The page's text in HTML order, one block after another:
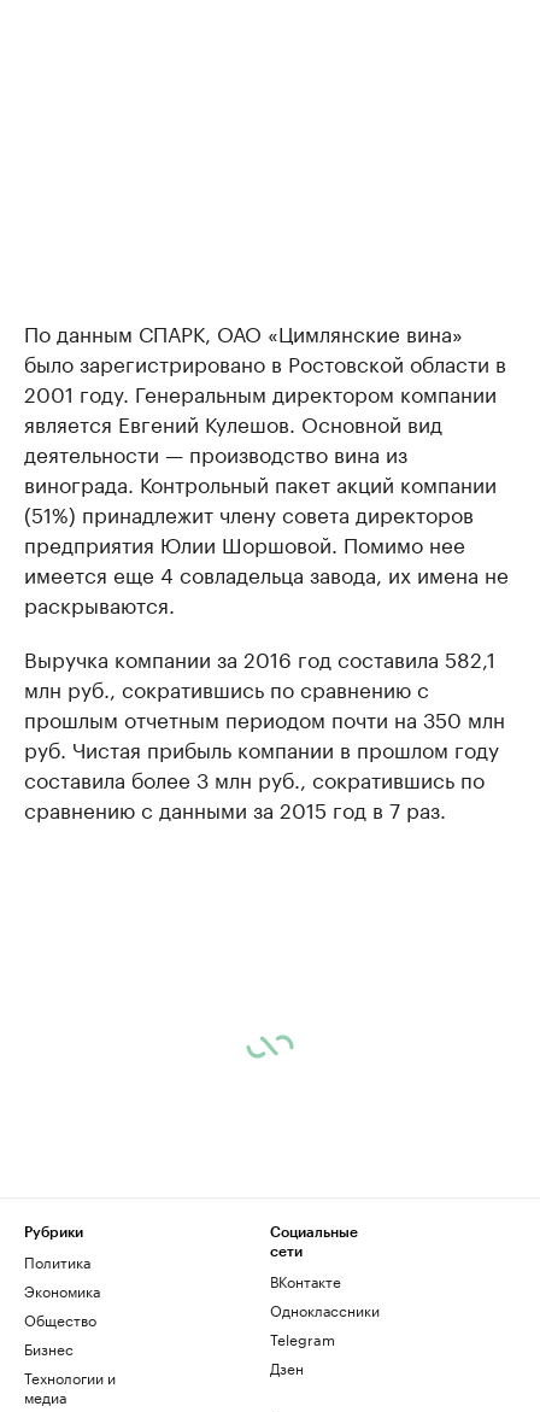
По данным СПАРК, ОАО «Цимлянские вина»
было зарегистрировано в Ростовской области в
2001 году. Генеральным директором компании
является Евгений Кулешов. Основной вид
деятельности — производство вина из
винограда. Контрольный пакет акций компании
(51%) принадлежит члену совета директоров
предприятия Юлии Шоршовой. Помимо нее
имеется еще 4 совладельца завода, их имена не
раскрываются.
Выручка компании за 2016 год составила 582,1
млн руб., сократившись по сравнению с
прошлым отчетным периодом почти на 350 млн
руб. Чистая прибыль компании в прошлом году
составила более 3 млн руб., сократившись по
сравнению с данными за 2015 год в 7 раз.
Рубрики
Политика
Экономика
Общество
Бизнес
Технологии и
медиа
Социальные
сети
ВКонтакте
Одноклассники
Telegram
Дзен